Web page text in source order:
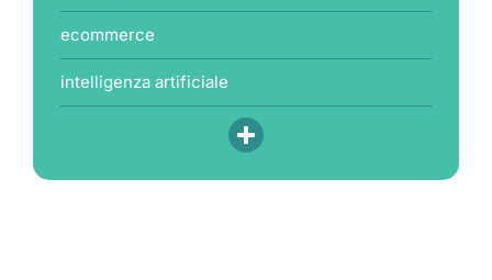
ecommerce
intelligenza artificiale